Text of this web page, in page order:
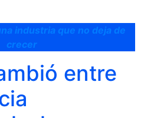
industria que no deja de
crecer
entre